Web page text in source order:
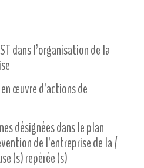
dans l’organisation de la
œuvre d’actions de
désignées dans le plan
de l’entreprise de la /
(s) repérée (s)